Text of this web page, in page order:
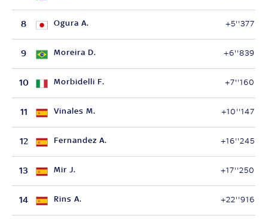
8 Ogura A. +5''377
9 Moreira D. +6''839
10 Morbidelli F. +7''160
11 Vinales M. +10''147
12 Fernandez A. +16''245
13 Mir J. +17''250
14 Rins A. +22''916